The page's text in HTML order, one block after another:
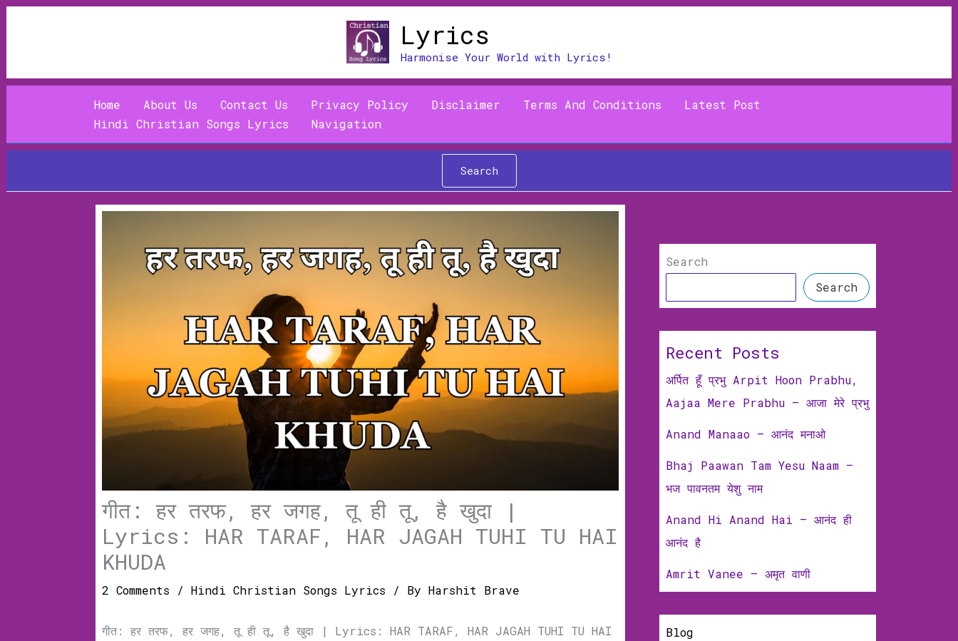
Lyrics
Harmonise Your World with Lyrics!
Home About Us Contact Us Privacy Policy Disclaimer Terms And Conditions
Latest Post
Hindi Christian Songs Lyrics
Navigation
Search
गीत: हर तरफ, हर जगह, तू ही तू, है खुदा |
Lyrics: HAR TARAF, HAR JAGAH TUHI TU HAI
KHUDA
2 Comments / Hindi Christian Songs Lyrics / By Harshit Brave
गीत: हर तरफ, हर जगह, तू ही तू, है खुदा | Lyrics: HAR TARAF, HAR JAGAH TUHI TU HAI
Search
Search
Recent Posts
अर्पित हूँ प्रभु Arpit Hoon Prabhu,
Aajaa Mere Prabhu – आजा मेरे प्रभु
Anand Manaao – आनंद मनाओ
Bhaj Paawan Tam Yesu Naam –
भज पावनतम येशु नाम
Anand Hi Anand Hai – आनंद ही
आनंद है
Amrit Vanee – अमृत वाणी
Blog